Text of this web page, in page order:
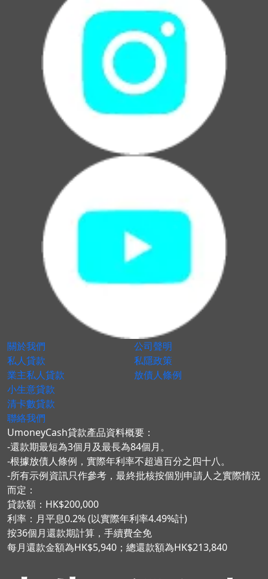
關於我們
私人貸款
業主私人貸款
小生意貸款
清卡數貸款
聯絡我們
公司聲明
私隱政策
放債人條例
UmoneyCash貸款產品資料概要：
-還款期最短為3個月及最長為84個月。
-根據放債人條例，實際年利率不超過百分之四十八。
-所有示例資訊只作參考，最終批核按個別申請人之實際情況
而定：
貸款額：HK$200,000
利率：月平息0.2% (以實際年利率4.49%計)
按36個月還款期計算，手續費全免
每月還款金額為HK$5,940；總還款額為HK$213,840